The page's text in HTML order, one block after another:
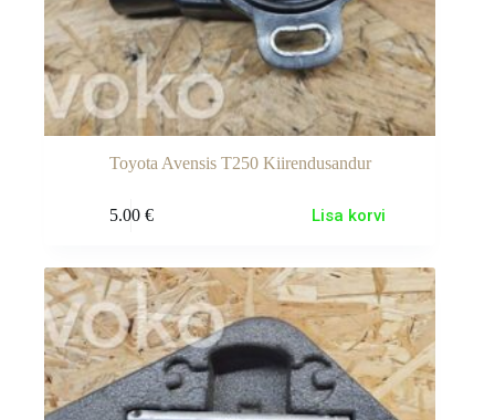
Toyota Avensis T250 Kiirendusandur
5.00 € Lisa korvi